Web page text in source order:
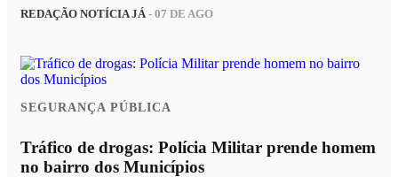
REDAÇÃO NOTÍCIA JÁ - 07 DE AGO
SEGURANÇA PÚBLICA
Tráfico de drogas: Polícia Militar prende homem
no bairro dos Municípios